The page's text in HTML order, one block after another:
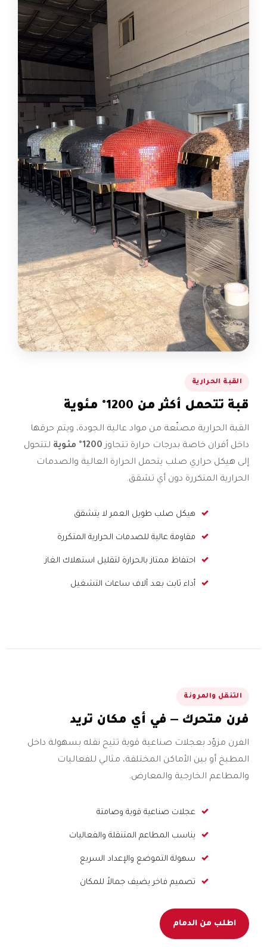
القبة الحرارية
قبة تتحمل أكثر من 1200° مئوية
القبة الحرارية مصنّعة من مواد عالية الجودة، ويتم حرقها
داخل أفران خاصة بدرجات حرارة تتجاوز1200° مئوية
لتتحول
إلى هيكل حراري صلب يتحمل الحرارة العالية والصدمات
الحرارية المتكررة دون أي تشقق.
هيكل صلب طويل العمر لا يتشقق
مقاومة عالية للصدمات الحرارية المتكررة
احتفاظ ممتاز بالحرارة لتقليل استهلاك الغاز
أداء ثابت بعد آلاف ساعات التشغيل
التنقل والمرونة
فرن متحرك — في أي مكان تريد
الفرن مزوّد بعجلات صناعية قوية تتيح نقله بسهولة داخل
المطبخ أو بين الأماكن المختلفة، مثالي للفعاليات
والمطاعم الخارجية والمعارض.
عجلات صناعية قوية وصامتة
يناسب المطاعم المتنقلة والفعاليات
سهولة التموضع والإعداد السريع
تصميم فاخر يضيف جمالاً للمكان
اطلب من الدمام